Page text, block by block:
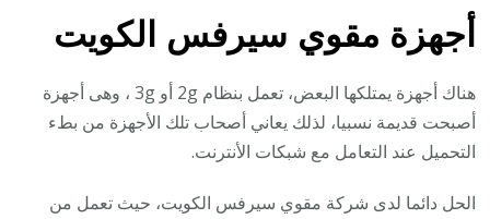
أجهزة مقوي سيرفس الكويت
هناك أجهزة يمتلكها البعض، تعمل بنظام 2g أو 3g ، وهى أجهزة
أصبحت قديمة نسبيا، لذلك يعاني أصحاب تلك الأجهزة من بطء
التحميل عند التعامل مع شبكات الأنترنت.
الحل دائما لدى شركة مقوي سيرفس الكويت، حيث تعمل من